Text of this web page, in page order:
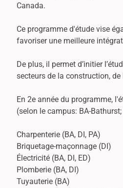
Canada.
Ce programme d'étude vise
favoriser une meilleure
De plus, il permet d’initier
secteurs de la construction,
En 2e année du programme,
(selon le campus: BA-
Charpenterie (BA, DI, PA)
Briquetage-maçonnage (DI)
Électricité (BA, DI, ED)
Plomberie (BA, DI)
Tuyauterie (BA)